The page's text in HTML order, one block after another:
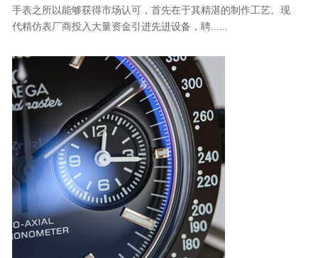
手表之所以能够获得市场认可，首先在于其精湛的制作工艺。现
代精仿表厂商投入大量资金引进先进设备，聘......